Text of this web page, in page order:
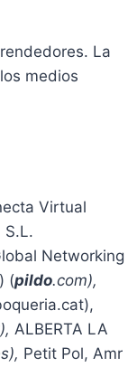
La
medios
Virtual
S.L.
Networking
(pildo.com),
), ALBERTA LA
), Petit Pol, Amr